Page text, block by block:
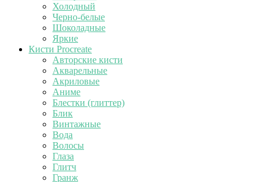
Холодный
Черно-белые
Шоколадные
Яркие
Кисти Procreate
Авторские кисти
Акварельные
Акриловые
Аниме
Блестки (глиттер)
Блик
Винтажные
Вода
Волосы
Глаза
Глитч
Гранж